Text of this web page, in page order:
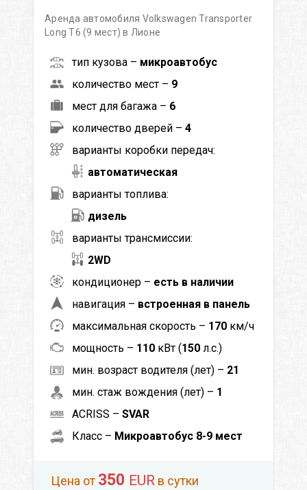
Аренда автомобиля Volkswagen Transporter
Long T6 (9 мест) в Лионе
тип кузова – микроавтобус
количество мест – 9
мест для багажа – 6
количество дверей – 4
варианты коробки передач:
автоматическая
варианты топлива:
дизель
варианты трансмиссии:
2WD
кондиционер – есть в наличии
навигация – встроенная в панель
максимальная скорость – 170 км/ч
мощность – 110 кВт (150 л.с.)
мин. возраст водителя (лет) – 21
мин. стаж вождения (лет) – 1
ACRISS – SVAR
Класс – Микроавтобус 8-9 мест
Цена от 350 EUR в сутки